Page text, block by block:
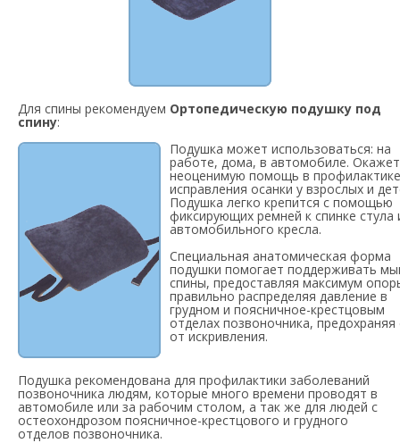
Для спины рекомендуем Ортопедическую подушку под
спину:
Подушка может использоваться: на
работе, дома, в автомобиле. Окажет
неоценимую помощь в профилактике
исправления осанки у взрослых и
Подушка легко крепится с помощью
фиксирующих ремней к спинке стула
автомобильного кресла.
Специальная анатомическая форма
подушки помогает поддерживать
спины, предоставляя максимум
правильно распределяя давление в
грудном и поясничное-крестцовым
отделах позвоночника, предохраняя
от искривления.
Подушка рекомендована для профилактики заболеваний
позвоночника людям, которые много времени проводят в
автомобиле или за рабочим столом, а так же для людей с
остеохондрозом поясничное-крестцового и грудного
отделов позвоночника.